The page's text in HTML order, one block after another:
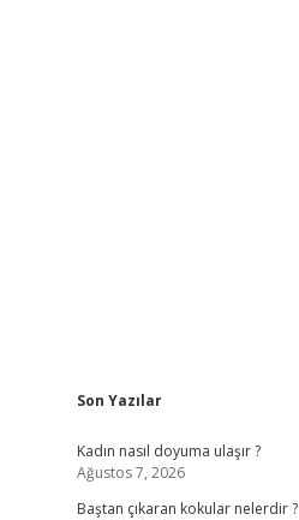
Sidebar
Son Yazılar
Kadın nasıl doyuma ulaşır ?
Ağustos 7, 2026
Baştan çıkaran kokular nelerdir ?